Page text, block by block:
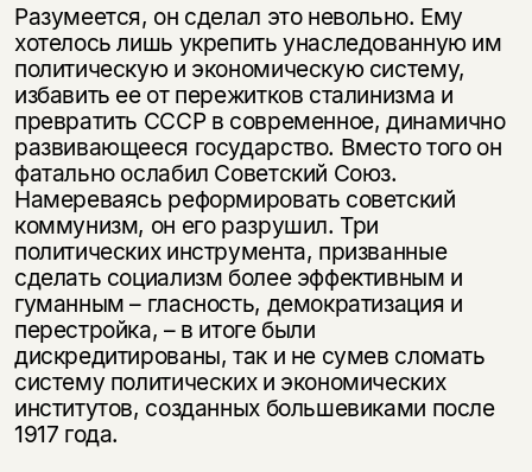
Разумеется, он сделал это невольно. Ему
хотелось лишь укрепить унаследованную им
политическую и экономическую систему,
избавить ее от пережитков сталинизма и
превратить СССР в современное, динамично
развивающееся государство. Вместо того он
фатально ослабил Советский Союз.
Намереваясь реформировать советский
коммунизм, он его разрушил. Три
политических инструмента, призванные
сделать социализм более эффективным и
гуманным – гласность, демократизация и
перестройка, – в итоге были
дискредитированы, так и не сумев сломать
систему политических и экономических
институтов, созданных большевиками после
1917 года.